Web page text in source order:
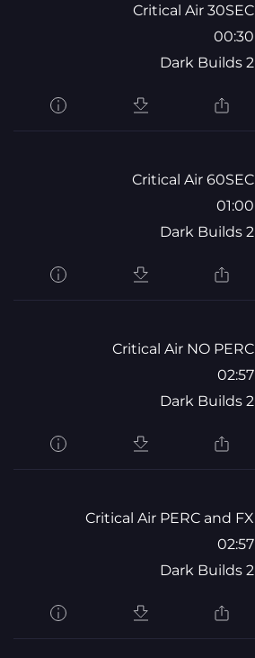
Critical Air 30SEC
00:30
Dark Builds 2
Critical Air 60SEC
01:00
Dark Builds 2
Critical Air NO PERC
02:57
Dark Builds 2
Critical Air PERC and FX
02:57
Dark Builds 2